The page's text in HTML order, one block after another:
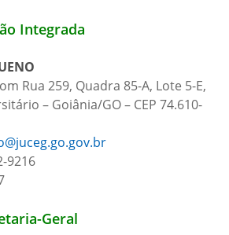
Integrada
Rua 259, Quadra 85-A, Lote 5-E,
– Goiânia/GO – CEP 74.610-
9216
Geral